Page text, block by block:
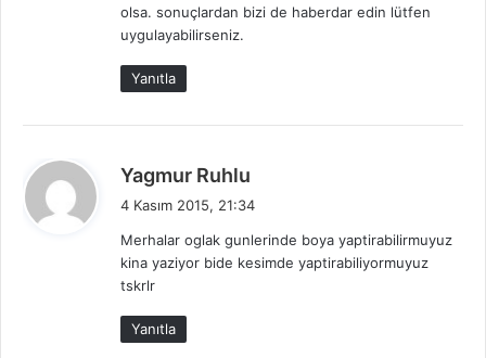
olsa. sonuçlardan bizi de haberdar edin lütfen
uygulayabilirseniz.
Yanıtla
Yagmur Ruhlu
i
k
4 Kasım 2015, 21:34
Merhalar oglak gunlerinde boya yaptirabilirmuyuz
kina yaziyor bide kesimde yaptirabiliyormuyuz
tskrlr
Yanıtla